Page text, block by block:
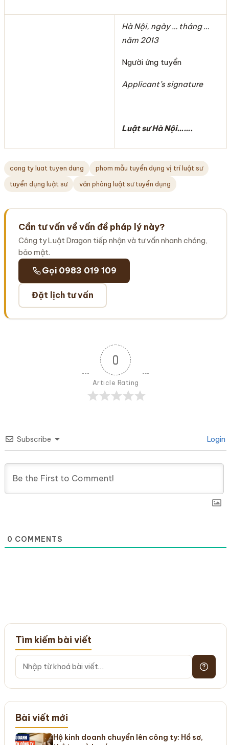
Hà Nội, ngày … tháng …
năm 2013
Người ứng tuyển
Applicant’s signature
Luật sư Hà Nội…….
cong ty luat tuyen dung
phom mẫu tuyển dụng vị trí luật sư
tuyển dụng luật sư
văn phòng luật sư tuyển dụng
Cần tư vấn về vấn đề pháp lý này?
Công ty Luật Dragon tiếp nhận và tư vấn nhanh chóng,
bảo mật.
Gọi 0983 019 109
Đặt lịch tư vấn
0
Article Rating
Subscribe Login
0 COMMENTS
Tìm kiếm bài viết
Bài viết mới
Hộ kinh doanh chuyển lên công ty: Hồ sơ,